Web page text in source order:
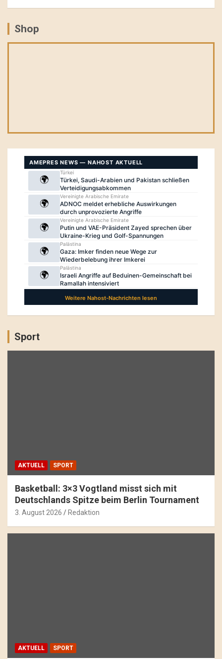
Shop
Sport
AKTUELL SPORT
Basketball: 3×3 Vogtland misst sich mit
Deutschlands Spitze beim Berlin Tournament
3. August 2026 Redaktion
AKTUELL SPORT